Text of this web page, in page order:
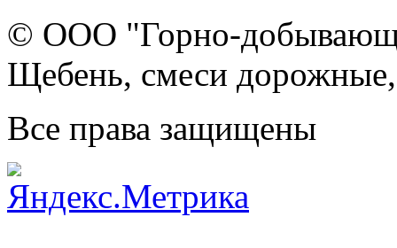
© ООО "Горно-
Щебень, смеси
Все права защищены